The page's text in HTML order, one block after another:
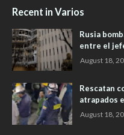
Recent in Varios
Rusia
entre el
August 18,
Rescatan
atrapados
August 18,